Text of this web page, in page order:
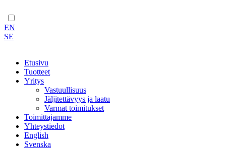
EN
SE
Etusivu
Tuotteet
Yritys
Vastuullisuus
Jäljitettävyys ja laatu
Varmat toimitukset
Toimittajamme
Yhteystiedot
English
Svenska